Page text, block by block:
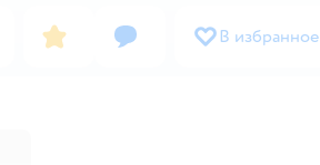
В избранное